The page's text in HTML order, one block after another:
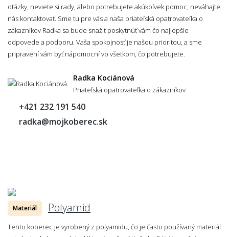
otázky, neviete si rady, alebo potrebujete akúkoľvek pomoc, neváhajte
nás kontaktovať. Sme tu pre vás a naša priateľská opatrovateľka o
zákazníkov Radka sa bude snažiť poskytnúť vám čo najlepšie
odpovede a podporu. Vaša spokojnosť je našou prioritou, a sme
pripravení vám byť nápomocní vo všetkom, čo potrebujete.
Radka Kociánová
Priateľská opatrovateľka o zákazníkov
+421 232 191 540
radka@mojkoberec.sk
Materiál Polyamid
Tento koberec je vyrobený z polyamidu, čo je často používaný materiál